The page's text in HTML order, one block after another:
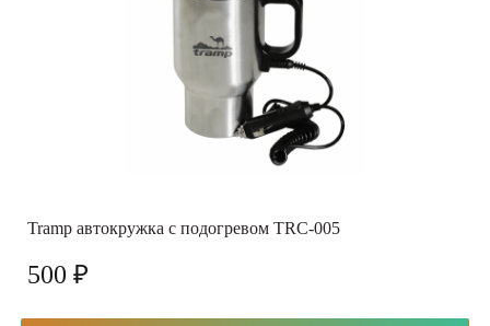
Tramp автокружка с подогревом TRC-005
500 ₽